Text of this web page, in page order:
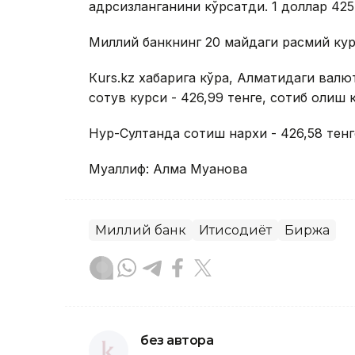
қадрсизланганини кўрсатди. 1 доллар
Миллий банкнинг 20 майдаги расмий
Кurs.kz хабарига кўра, Алматидаги
сотув курси - 426,99 тенге, сотиб олиш
Нур-Султанда сотиш нархи - 426,58
Муаллиф: Алма Муқанова
Миллий банк Иқтисодиёт Биржа
без автора